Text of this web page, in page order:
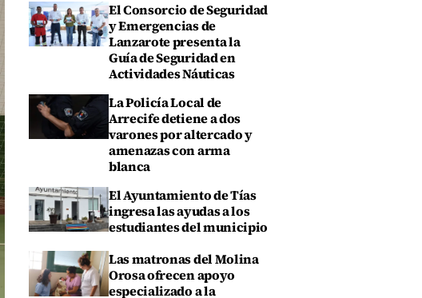
El Consorcio de Seguridad
y Emergencias de
Lanzarote presenta la
Guía de Seguridad en
Actividades Náuticas
La Policía Local de
Arrecife detiene a dos
varones por altercado y
amenazas con arma
blanca
El Ayuntamiento de Tías
ingresa las ayudas a los
estudiantes del municipio
Las matronas del Molina
Orosa ofrecen apoyo
especializado a la